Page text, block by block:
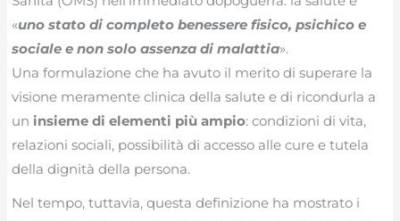
«uno stato di completo benessere fisico, psichico e
sociale e non solo assenza di malattia».
Una formulazione che ha avuto il merito di superare la
visione meramente clinica della salute e di ricondurla a
un insieme di elementi più ampio: condizioni di vita,
relazioni sociali, possibilità di accesso alle cure e tutela
della dignità della persona.
Nel tempo, tuttavia, questa definizione ha mostrato i